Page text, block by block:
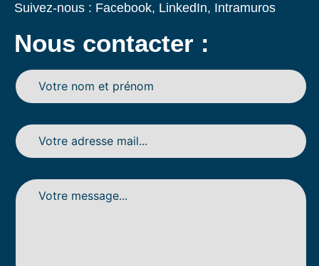
Suivez-nous : Facebook, LinkedIn, Intramuros
Nous contacter :